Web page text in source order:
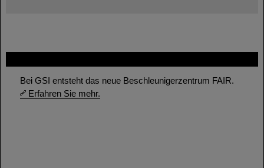
Bei GSI entsteht das neue Beschleunigerzentrum FAIR.
Erfahren Sie mehr.